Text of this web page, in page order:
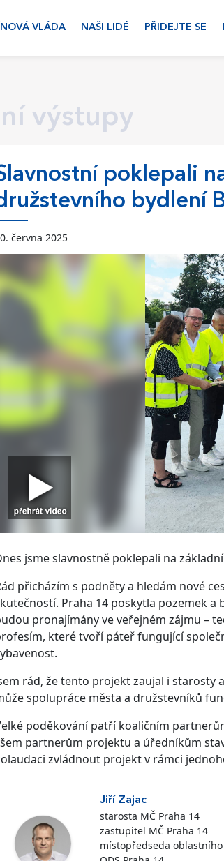
VLÁDA NAŠI LIDÉ PŘIDEJTE SE
výstupy
poklepali
bydlení
června 2025
jsme slavnostně poklepali na
přicházím s podněty a hledám nové
Praha 14 poskytla pozemek a
pronajímány ve veřejném zájmu –
které tvoří páteř fungující
rád, že tento projekt zaujal i starosty
spolupráce města a družstevníků
poděkování patří koaličním
partnerům projektu a úředníkům
zvládnout projekt v rámci
Jiří Zajac
starosta MČ Praha 14
zastupitel MČ Praha 14
místopředseda